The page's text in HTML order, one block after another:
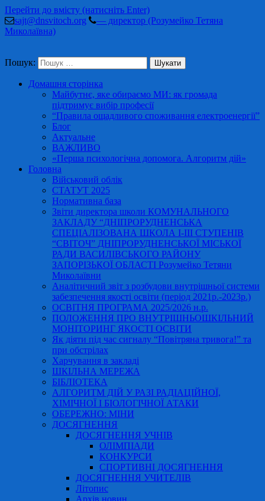
Перейти до вмісту (натисніть Enter)
sajt@dnsvitoch.org
— директор (Розумейко Тетяна
Миколаївна)
Пошук:
Домашня сторінка
Майбутнє, яке обираємо МИ: як громада
підтримує вибір професії
“Правила ощадливого споживання електроенергії”
Блог
Актуальне
ВАЖЛИВО
«Перша психологічна допомога. Алгоритм дій»
Головна
Військовий облік
СТАТУТ 2025
Нормативна база
Звіти директора школи КОМУНАЛЬНОГО
ЗАКЛАДУ “ДНІПРОРУДНЕНСЬКА
СПЕЦІАЛІЗОВАНА ШКОЛА І-ІІІ СТУПЕНІВ
“СВІТОЧ” ДНІПРОРУДНЕНСЬКОЇ МІСЬКОЇ
РАДИ ВАСИЛІВСЬКОГО РАЙОНУ
ЗАПОРІЗЬКОЇ ОБЛАСТІ Розумейко Тетяни
Миколаївни
Аналітичний звіт з розбудови внутрішньої системи
забезпечення якості освіти (період 2021р.-2023р.)
ОСВІТНЯ ПРОГРАМА 2025/2026 н.р.
ПОЛОЖЕННЯ ПРО ВНУТРІШНЬОШКІЛЬНИЙ
МОНІТОРИНГ ЯКОСТІ ОСВІТИ
Як діяти під час сигналу “Повітряна тривога!” та
при обстрілах
Харчування в закладі
ШКІЛЬНА МЕРЕЖА
БІБЛІОТЕКА
АЛГОРИТМ ДІЙ У РАЗІ РАДІАЦІЙНОЇ,
ХІМІЧНОЇ І БІОЛОГІЧНОЇ АТАКИ
ОБЕРЕЖНО: МІНИ
ДОСЯГНЕННЯ
ДОСЯГНЕННЯ УЧНІВ
ОЛІМПІАДИ
КОНКУРСИ
СПОРТИВНІ ДОСЯГНЕННЯ
ДОСЯГНЕННЯ УЧИТЕЛІВ
Літопис
Архів новин